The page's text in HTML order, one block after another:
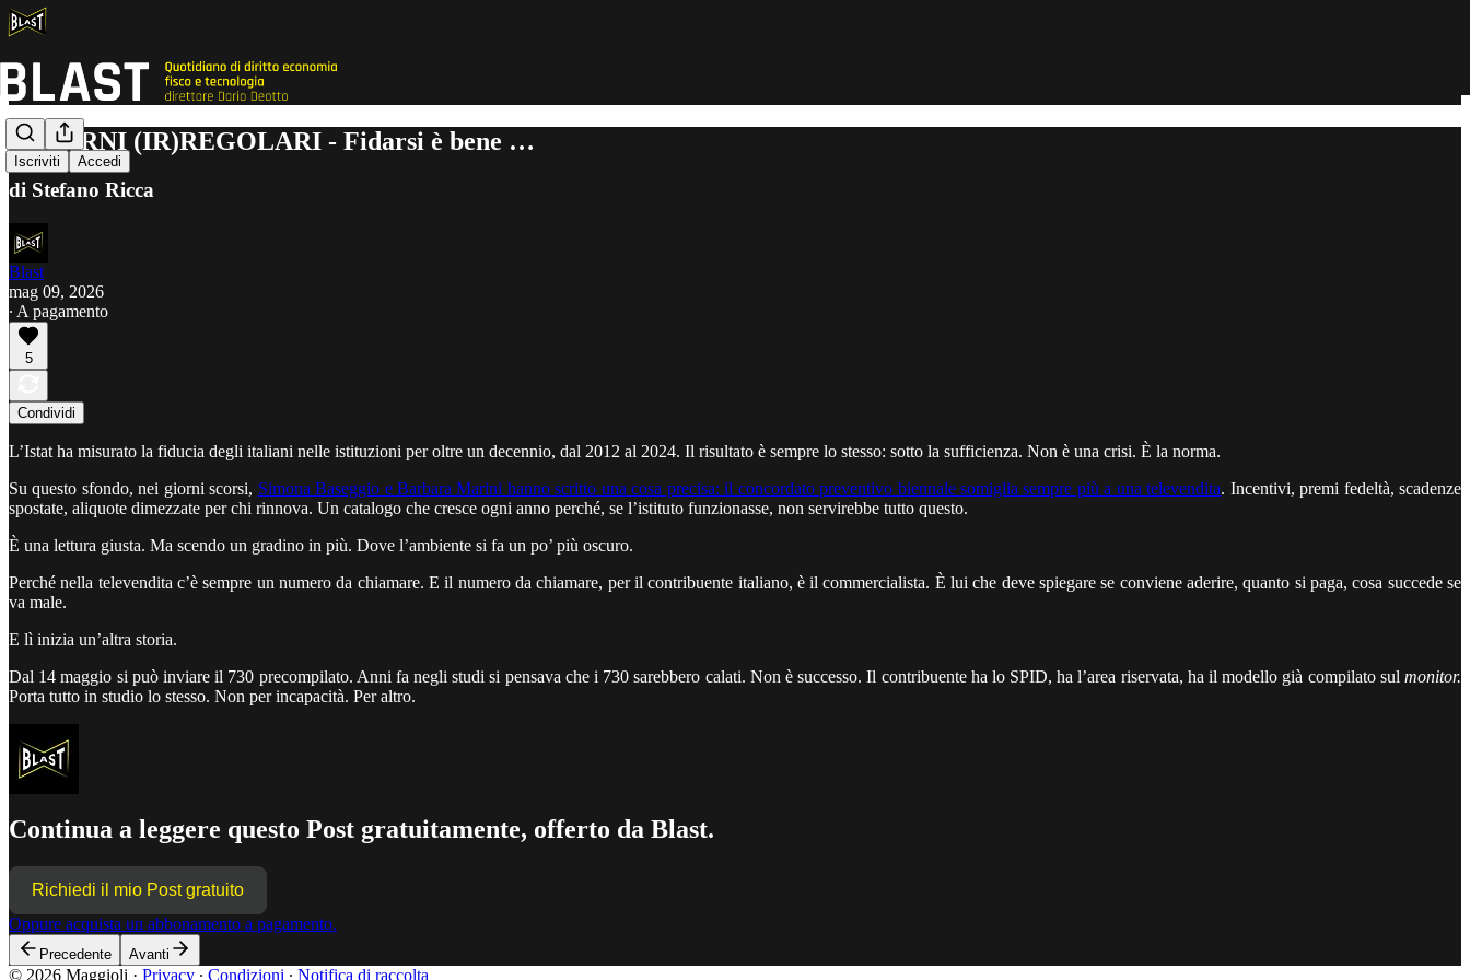
Iscriviti Accedi
7 GIORNI (IR)REGOLARI - Fidarsi è bene …
di Stefano Ricca
Blast
mag 09, 2026
∙ A pagamento
5
Condividi
L’Istat ha misurato la fiducia degli italiani nelle istituzioni per oltre un decennio, dal 2012 al 2024. Il risultato è sempre lo stesso: sotto la sufficienza. Non è una crisi. È la norma.
Su questo sfondo, nei giorni scorsi, Simona Baseggio e Barbara Marini hanno scritto una cosa precisa: il concordato preventivo biennale somiglia sempre più a una televendita. Incentivi, premi fedeltà, scadenze
spostate, aliquote dimezzate per chi rinnova. Un catalogo che cresce ogni anno perché, se l’istituto funzionasse, non servirebbe tutto questo.
È una lettura giusta. Ma scendo un gradino in più. Dove l’ambiente si fa un po’ più oscuro.
Perché nella televendita c’è sempre un numero da chiamare. E il numero da chiamare, per il contribuente italiano, è il commercialista. È lui che deve spiegare se conviene aderire, quanto si paga, cosa succede se
va male.
E lì inizia un’altra storia.
Dal 14 maggio si può inviare il 730 precompilato. Anni fa negli studi si pensava che i 730 sarebbero calati. Non è successo. Il contribuente ha lo SPID, ha l’area riservata, ha il modello già compilato sul monitor.
Porta tutto in studio lo stesso. Non per incapacità. Per altro.
Continua a leggere questo Post gratuitamente, offerto da Blast.
Richiedi il mio Post gratuito
Oppure acquista un abbonamento a pagamento.
Precedente Avanti
© 2026 Maggioli · Privacy ∙ Condizioni ∙ Notifica di raccolta